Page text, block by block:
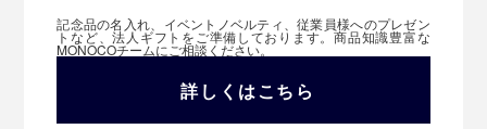
記念品の名入れ、イベントノベルティ、従業員様へのプレゼン
トなど、法人ギフトをご準備しております。商品知識豊富な
MONOCOチームにご相談ください。
詳しくはこちら